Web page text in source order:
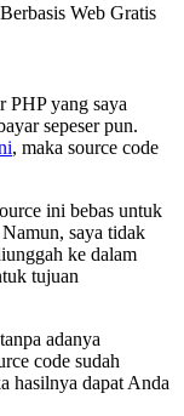
PHP yang saya
sepeser pun.
, maka source code
ini bebas untuk
saya tidak
ke dalam
tujuan
adanya
code sudah
hasilnya dapat Anda